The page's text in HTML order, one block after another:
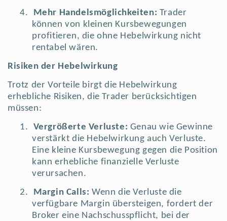
4. Mehr Handelsmöglichkeiten: Trader
können von kleinen Kursbewegungen
profitieren, die ohne Hebelwirkung nicht
rentabel wären.
Risiken der Hebelwirkung
Trotz der Vorteile birgt die Hebelwirkung
erhebliche Risiken, die Trader berücksichtigen
müssen:
1.
Vergrößerte Verluste: Genau wie Gewinne
verstärkt die Hebelwirkung auch Verluste.
Eine kleine Kursbewegung gegen die Position
kann erhebliche finanzielle Verluste
verursachen.
2.
Margin Calls: Wenn die Verluste die
verfügbare Margin übersteigen, fordert der
Broker eine Nachschusspflicht, bei der